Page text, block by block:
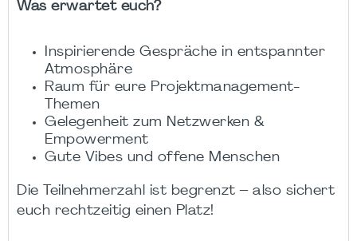
Was erwartet euch?
Inspirierende Gespräche in entspannter
Atmosphäre
Raum für eure Projektmanagement-
Themen
Gelegenheit zum Netzwerken &
Empowerment
Gute Vibes und offene Menschen
Die Teilnehmerzahl ist begrenzt – also sichert
euch rechtzeitig einen Platz!